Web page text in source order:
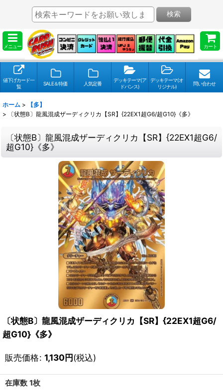
メニュー カート
検索
値下げカード一
覧
SALE＆特価 人気定番
デッキテーマ(ア
ドバンス)
デッキテーマ(オ
リジナル)
問い合わせ
ホーム >
【多】
>
〔状態B〕龍風混成ザーディクリカ【SR】{22EX1超G6/超G10}《多》
〔状態B〕龍風混成ザーディクリカ【SR】{22EX1超G6/
超G10}《多》
〔状態B〕龍風混成ザーディクリカ【SR】{22EX1超G6/
超G10}《多》
販売価格: 1,130円(税込)
在庫数 1枚